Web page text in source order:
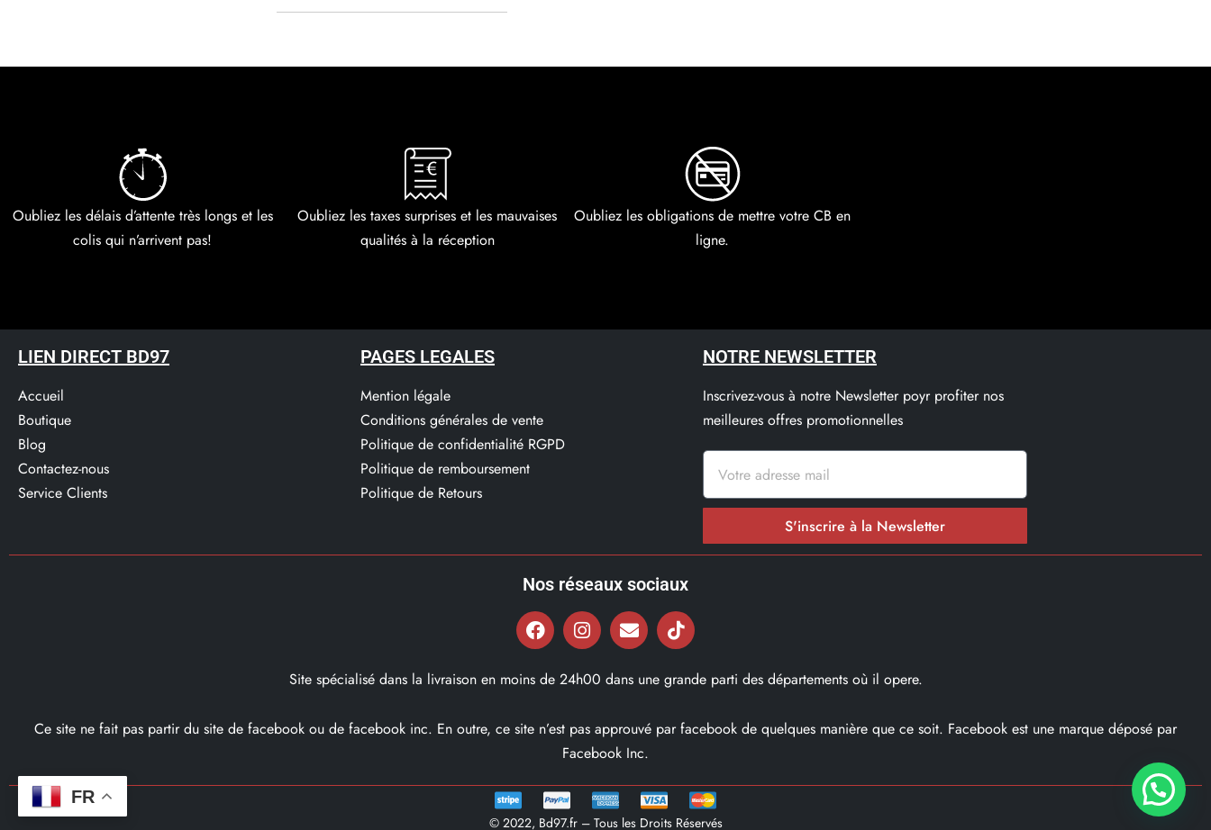
Oubliez les délais d’attente très longs et les
colis qui n’arrivent pas!
Oubliez les taxes surprises et les mauvaises
qualités à la réception
Oubliez les obligations de mettre votre CB en
ligne.
LIEN DIRECT BD97
Accueil
Boutique
Blog
Contactez-nous
Service Clients​
PAGES LEGALES
Mention légale
Conditions générales de vente
Politique de confidentialité RGPD
Politique de remboursement
Politique de Retours
NOTRE NEWSLETTER
Inscrivez-vous à notre Newsletter poyr profiter nos
meilleures offres promotionnelles
S'inscrire à la Newsletter
Nos réseaux sociaux
Site spécialisé dans la livraison en moins de 24h00 dans une grande parti des départements où il opere.
Ce site ne fait pas partir du site de facebook ou de facebook inc. En outre, ce site n’est pas approuvé par facebook de quelques manière que ce soit. Facebook est une marque déposé par
Facebook Inc.
© 2022, Bd97.fr – Tous les Droits Réservés
FR